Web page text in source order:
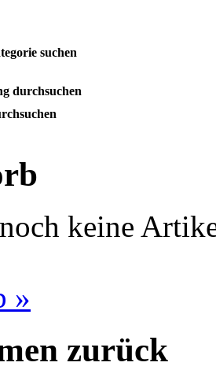
suchen
durchsuchen
keine
»
zurück